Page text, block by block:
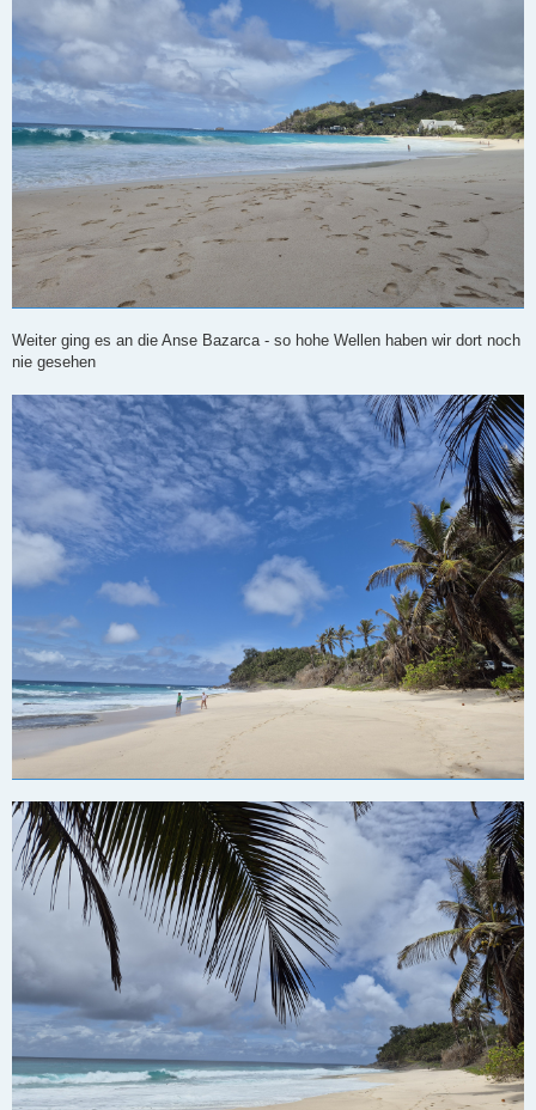
Weiter ging es an die Anse Bazarca - so hohe Wellen haben wir dort noch
nie gesehen